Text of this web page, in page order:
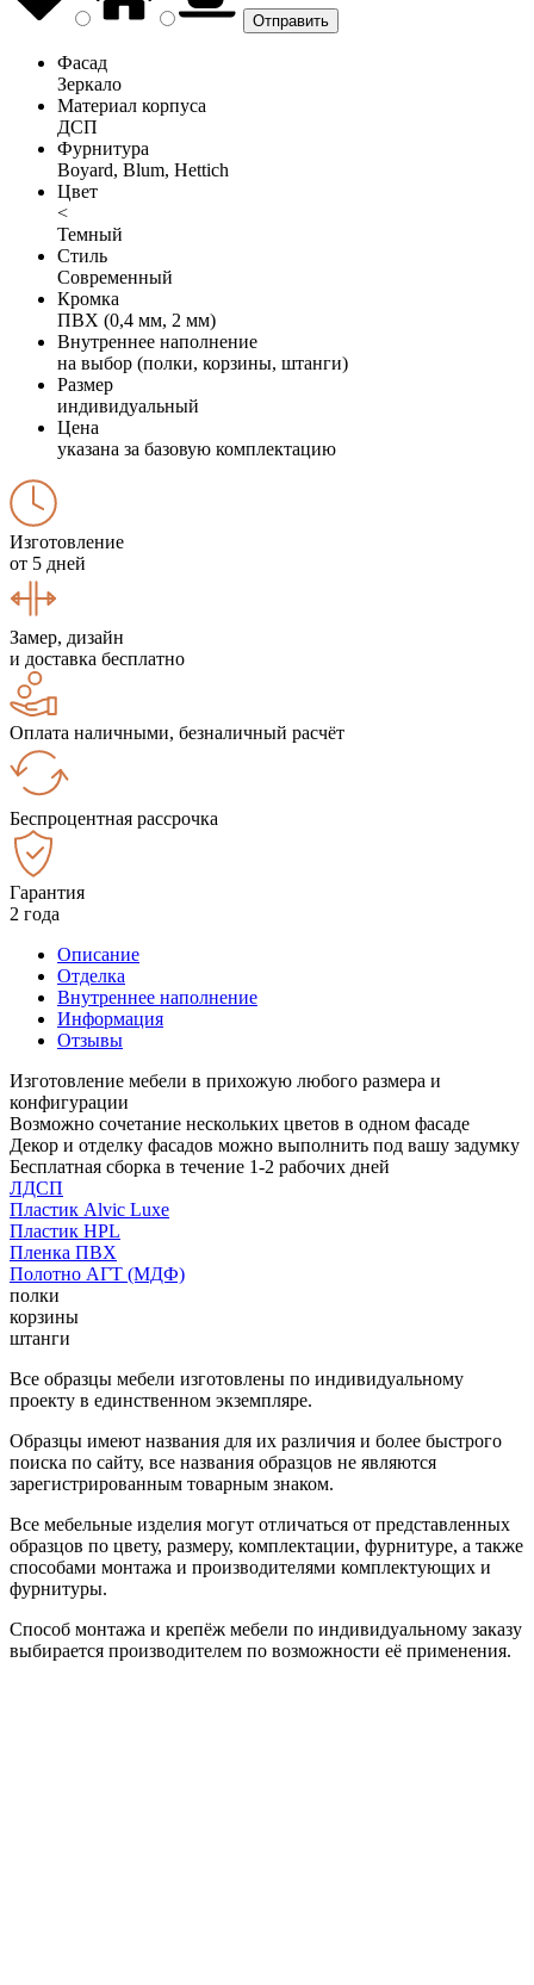
Фасад
Зеркало
Материал корпуса
ДСП
Фурнитура
Boyard, Blum, Hettich
Цвет
<
Темный
Стиль
Современный
Кромка
ПВХ (0,4 мм, 2 мм)
Внутреннее наполнение
на выбор (полки, корзины, штанги)
Размер
индивидуальный
Цена
указана за базовую комплектацию
Изготовление
от 5 дней
Замер, дизайн
и доставка бесплатно
Оплата наличными, безналичный расчёт
Беспроцентная рассрочка
Гарантия
2 года
Описание
Отделка
Внутреннее наполнение
Информация
Отзывы
Изготовление мебели в прихожую любого размера и
конфигурации
Возможно сочетание нескольких цветов в одном фасаде
Декор и отделку фасадов можно выполнить под вашу задумку
Бесплатная сборка в течение 1-2 рабочих дней
ЛДСП
Пластик Alvic Luxe
Пластик HPL
Пленка ПВХ
Полотно АГТ (МДФ)
полки
корзины
штанги
Все образцы мебели изготовлены по индивидуальному
проекту в единственном экземпляре.
Образцы имеют названия для их различия и более быстрого
поиска по сайту, все названия образцов не являются
зарегистрированным товарным знаком.
Все мебельные изделия могут отличаться от представленных
образцов по цвету, размеру, комплектации, фурнитуре, а также
способами монтажа и производителями комплектующих и
фурнитуры.
Способ монтажа и крепёж мебели по индивидуальному заказу
выбирается производителем по возможности её применения.